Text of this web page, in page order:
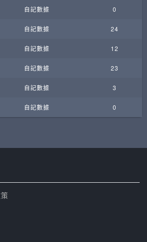
自記數據 0
自記數據 24
自記數據 12
自記數據 23
自記數據 3
自記數據 0